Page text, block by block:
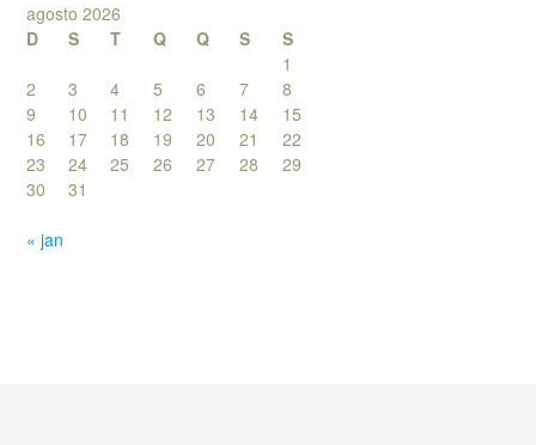
agosto 2026
D
S T Q Q S
S
1
2
3 4 5 6 7
8
9
10 11 12 13 14
15
16
17 18 19 20 21
22
23
24 25 26 27 28
29
30
31
« jan